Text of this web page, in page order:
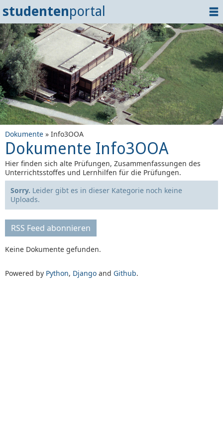
studentenportal
Home
Dokumente
Events
? Tipps
Login
Dokumente » Info3OOA
Dokumente Info3OOA
Hier finden sich alte Prüfungen, Zusammenfassungen des
Unterrichtsstoffes und Lernhilfen für die Prüfungen.
Sorry. Leider gibt es in dieser Kategorie noch keine
Uploads.
RSS Feed abonnieren
Keine Dokumente gefunden.
Powered by Python, Django and Github.